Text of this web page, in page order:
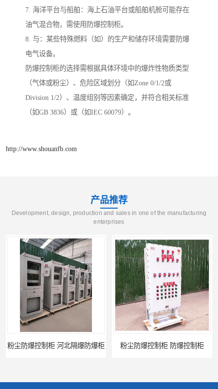
7. 海洋平台与船舶：海上石油平台或船舶机舱可能存在
油气混合物，需使用防爆控制柜。
8. 与：某些特殊燃料（如）的生产和储存环境需要防爆
电气设备。
防爆控制柜的选择需根据具体环境中的爆炸性物质类型
（气体或粉尘）、危险区域划分（如Zone 0/1/2或
Division 1/2）、温度组别等因素确定，并符合相关标准
（如GB 3836）或（如IEC 60079）。
http://www.shouanfb.com
产品推荐
Development, design, production and sales in one of the manufacturing
enterprises
粉尘防爆控制柜 防爆控制柜